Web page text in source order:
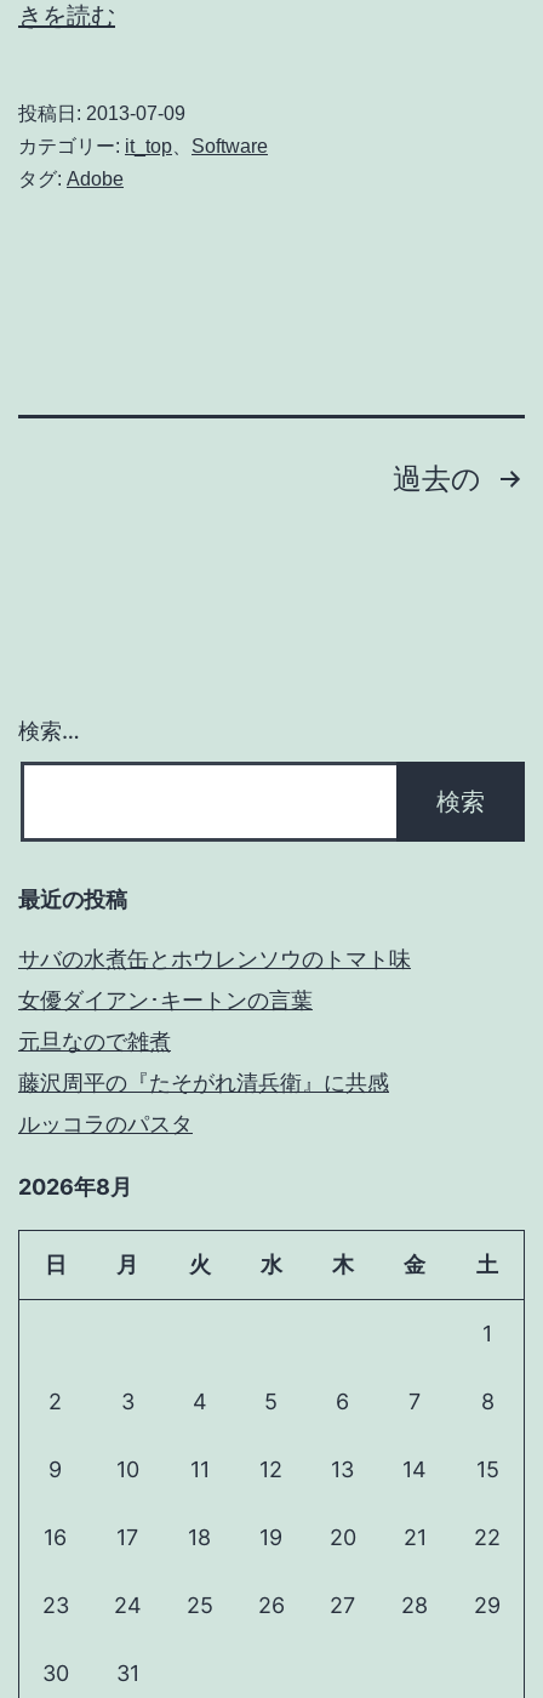
きを読む
約
で
投稿日: 2013-07-09
カテゴリー: it_top
Software
タグ: Adobe
ー
ン
過去の
検索…
最近の投稿
サバの水煮缶とホウレンソウのトマト味
女優ダイアン･キートンの言葉
元旦なので雑煮
藤沢周平の『たそがれ清兵衛』に共感
ルッコラのパスタ
2026年8月
日 月 火 水 木 金 土
1
2 3 4 5 6 7 8
9 10 11 12 13 14 15
16 17 18 19 20 21 22
23 24 25 26 27 28 29
30 31